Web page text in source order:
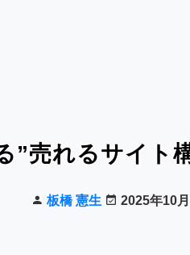
”売れるサイト
板橋 憲生 2025年10月